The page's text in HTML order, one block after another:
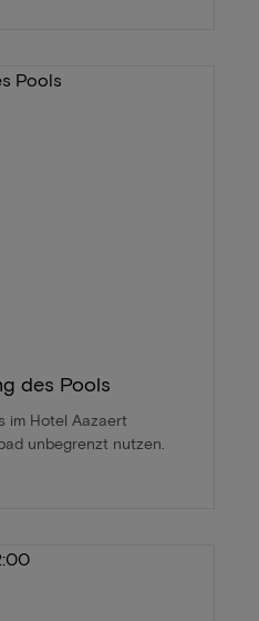
des Pools
im Hotel Aazaert
unbegrenzt nutzen.